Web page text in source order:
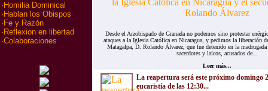
· Homilia Dominical
· Hablan los Obispos
· Fe y Razón
· Reflexion en libertad
·Colaboraciones
Desde el Arzobispado de Granada no podemos sino protestar
ataques a la Iglesia Católica en Nicaragua, y pedimos la liberación
Matagalpa, D. Rolando Álvarez, que fue detenido en la
sacerdotes y laicos, acusados de...
Leer más...
La reapertura será este próximo domingo
eucaristía de las 12:30...